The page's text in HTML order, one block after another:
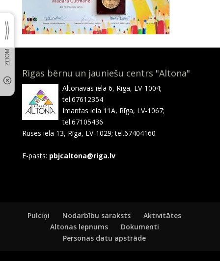
Rīgas bērnu un jauniešu centrs "Altona"
Altonavas iela 6, Rīga, LV-1004;
tel.67612354
Imantas iela 11A, Rīga, LV-1067;
tel.67105436
Ruses iela 13, Rīga, LV-1029; tel.67404160
E-pasts: pbjcaltona@riga.lv
Pulciņi Nodarbību saraksts
Aktivitātes
Altonas lepnums
Dokumenti
Personas datu apstrāde